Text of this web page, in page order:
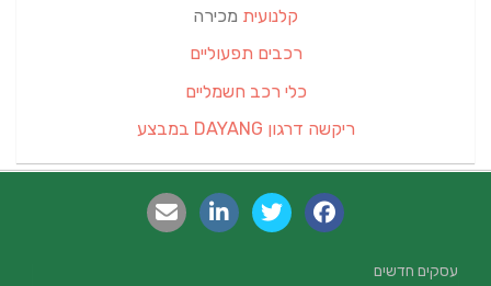
קלנועית מכירה
רכבים תפעוליים
כלי רכב חשמליים
ריקשה דרגון DAYANG במבצע
עסקים חדשים